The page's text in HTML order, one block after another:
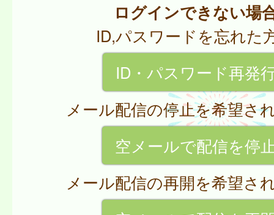
ログインできない場
ID,パスワードを忘れた
ID・パスワード再発
メール配信の停止を希望さ
空メールで配信を停
メール配信の再開を希望さ